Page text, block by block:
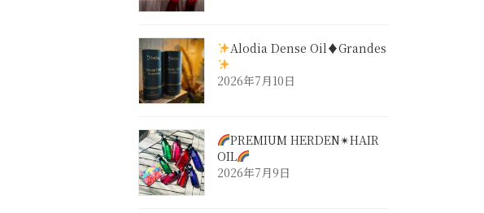
Alodia Dense Oil♦︎Grandes
2026年7月10日
PREMIUM HERDEN✴︎HAIR
OIL
2026年7月9日